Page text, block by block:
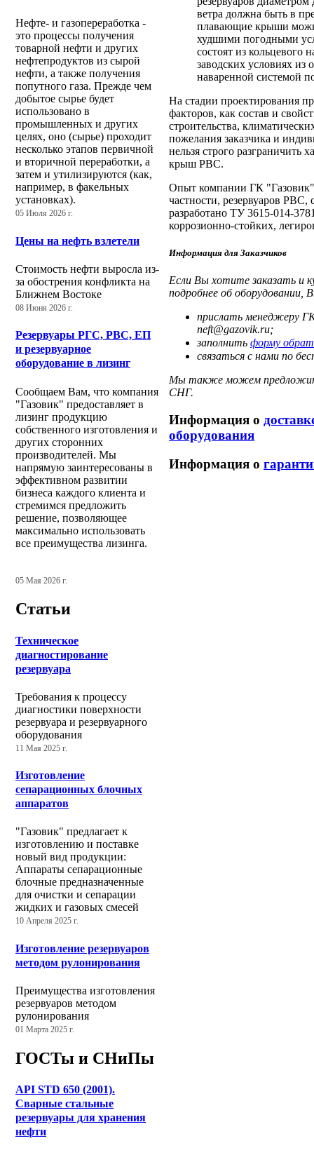
Нефте- и газопереработка -
это процессы получения
товарной нефти и других
нефтепродуктов из сырой
нефти, а также получения
попутного газа. Прежде чем
добытое сырье будет
использовано в
промышленных и других
целях, оно (сырье) проходит
несколько этапов первичной
и вторичной переработки, а
затем и утилизируются (как,
например, в факельных
установках).
05 Июля 2026 г.
Цены на нефть взлетели
Стоимость нефти выросла из-
за обострения конфликта на
Ближнем Востоке
08 Июня 2026 г.
Резервуары РГС, РВС, ЕП
и резервуарное
оборудование в лизинг
Сообщаем Вам, что компания
"Газовик" предоставляет в
лизинг продукцию
собственного изготовления и
других сторонних
производителей. Мы
напрямую заинтересованы в
эффективном развитии
бизнеса каждого клиента и
стремимся предложить
решение, позволяющее
максимально использовать
все преимущества лизинга.
05 Мая 2026 г.
Статьи
Техническое
диагностирование
резервуара
Требования к процессу
диагностики поверхности
резервуара и резервуарного
оборудования
11 Мая 2025 г.
Изготовление
сепарационных блочных
аппаратов
"Газовик" предлагает к
изготовлению и поставке
новый вид продукции:
Аппараты сепарационные
блочные предназначенные
для очистки и сепарации
жидких и газовых смесей
10 Апреля 2025 г.
Изготовление резервуаров
методом рулонирования
Преимущества изготовления
резервуаров методом
рулонирования
01 Марта 2025 г.
ГОСТы и СНиПы
API STD 650 (2001).
Сварные стальные
резервуары для хранения
нефти
ветра должна быть в
плавающие крыши
худшими погодными
состоят из кольцевого
заводских условиях из
наваренной системой
На стадии проектирования
факторов, как состав и
строительства,
пожелания заказчика и
нельзя строго разграничить
крыш РВС.
Опыт компании ГК "Газовик"
частности, резервуаров РВС,
разработано ТУ 3615-014-
коррозионно-стойких,
Информация для Заказчиков
Если Вы хотите заказать и
подробнее об
прислать менеджеру
neft@gazovik.ru;
заполнить форму
связаться с нами по
Мы также можем
СНГ.
Информация о
оборудования
Информация о